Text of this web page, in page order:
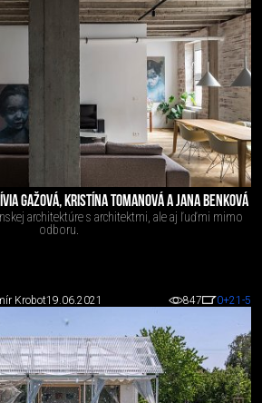
GAŽOVÁ, KRISTÍNA TOMANOVÁ A JANA BENKOVÁ
architektúre s architektmi, ale aj ľuďmi mimo
odboru.
Krobot19.06.2021 847 0+21 -5